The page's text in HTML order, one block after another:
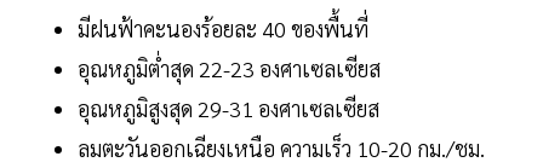
มีฝนฟ้าคะนองร้อยละ 40 ของพื้นที่
อุณหภูมิต่ำสุด 22-23 องศาเซลเซียส
อุณหภูมิสูงสุด 29-31 องศาเซลเซียส
ลมตะวันออกเฉียงเหนือ ความเร็ว 10-20 กม./ชม.